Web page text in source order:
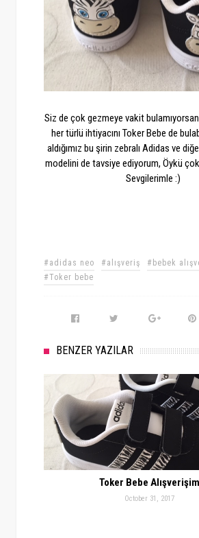
Siz de çok gezmeye vakit
her türlü ihtiyacını Toker Bebe de
aldığımız bu şirin zebralı Adidas ve
modelini de tavsiye ediyorum, Öykü
Sevgilerimle :)
#adidas neo #alışveriş
#bebek
#Toker bebe
BENZER YAZILAR
Toker Bebe Alışverişim
October 31, 2017